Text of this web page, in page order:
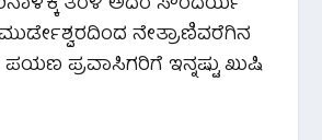
ನೇತ್ರಾಣಿವರೆಗಿನ
ಪ್ರವಾಸಿಗರಿಗೆ ಇನ್ನಷ್ಟು ಖುಷಿ